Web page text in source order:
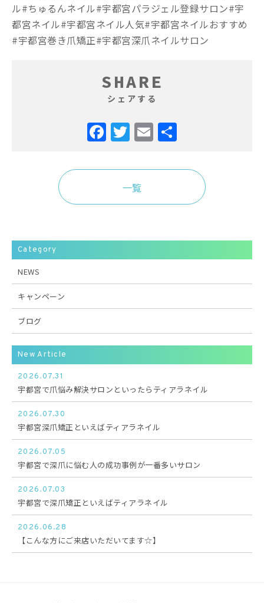
ル#ちゅるんネイル#宇都宮パラジェル登録サロン#宇
都宮ネイル#宇都宮ネイル人気#宇都宮ネイルおすすめ
#宇都宮巻き爪矯正#宇都宮深爪ネイルサロン
SHARE
シェアする
Facebook
Twitter
Email
一覧
Category
NEWS
キャンペーン
ブログ
New Article
2026.07.31
宇都宮で爪悩み解決サロンといったらティアラネイル
2026.07.30
宇都宮深爪矯正といえばティアラネイル
2026.07.05
宇都宮で深爪に悩む人の成功事例が一番多いサロン
2026.07.03
宇都宮で深爪矯正といえばティアラネイル
2026.06.28
【こんな方にご来店いただいてます☆】